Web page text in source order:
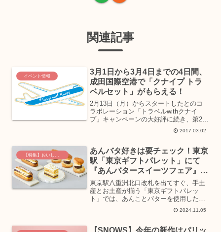
関連記事
イベント情報
3月1日から3月4日までの4日間、
成田国際空港で「クナイプ トラ
ベルセット」がもらえる！
2月13日（月）からスタートしたとのコ
ラボレーション「トラベルwithクナイ
プ」キャンペーンの大好評に続き、第2弾
「トラベルwithクナイプ」キャンペーン
が3月1日（水）から3月4日（土）までの
出国審...
2017.03.02
【特集】おいしいグルメ土産
あんバタ好きは要チェック！東京
駅「東京ギフトパレット」にて
『あんバタースイーツフェア』が
開催中
東京駅八重洲北口改札を出てすぐ、手土
産とお土産が揃う「東京ギフトパレッ
ト」では、あんことバターを使用したス
イーツを取り揃えた『あんバタースイー
ツフェア』を2024年11月1日(金)～11月30
各ブランド...
2024.11.05